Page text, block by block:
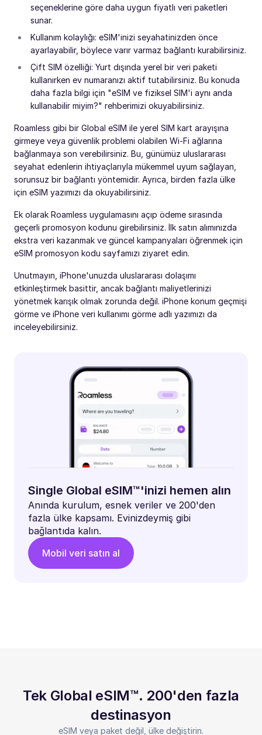
seçeneklerine göre daha uygun fiyatlı veri paketleri
sunar.
Kullanım kolaylığı: eSIM'inizi seyahatinizden önce
ayarlayabilir, böylece varır varmaz bağlantı kurabilirsiniz.
Çift SIM özelliği: Yurt dışında yerel bir veri paketi
kullanırken ev numaranızı aktif tutabilirsiniz. Bu konuda
daha fazla bilgi için "eSIM ve fiziksel SIM'i aynı anda
kullanabilir miyim?" rehberimizi okuyabilirsiniz.
Roamless gibi bir Global eSIM ile yerel SIM kart arayışına
girmeye veya güvenlik problemi olabilen Wi-Fi ağlarına
bağlanmaya son verebilirsiniz. Bu, günümüz uluslararası
seyahat edenlerin ihtiyaçlarıyla mükemmel uyum sağlayan,
sorunsuz bir bağlantı yöntemidir. Ayrıca, birden fazla ülke
için eSIM yazımızı da okuyabilirsiniz.
Ek olarak Roamless uygulamasını açıp ödeme sırasında
geçerli promosyon kodunu girebilirsiniz. İlk satın alımınızda
ekstra veri kazanmak ve güncel kampanyaları öğrenmek için
eSIM promosyon kodu sayfamızı ziyaret edin.
Unutmayın, iPhone'unuzda uluslararası dolaşımı
etkinleştirmek basittir, ancak bağlantı maliyetlerinizi
yönetmek karışık olmak zorunda değil. iPhone konum geçmişi
görme ve iPhone veri kullanımı görme adlı yazımızı da
inceleyebilirsiniz.
Single Global eSIM™'inizi hemen alın
Anında kurulum, esnek veriler ve 200'den
fazla ülke kapsamı. Evinizdeymiş gibi
bağlantıda kalın.
Mobil veri satın al
Tek Global eSIM™. 200'den fazla
destinasyon
eSIM veya paket değil, ülke değiştirin.